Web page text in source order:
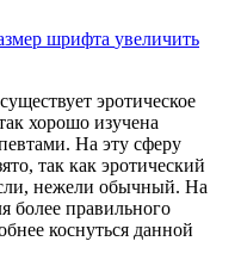
шрифта увеличить
эротическое
хорошо изучена
На эту сферу
так как эротический
нежели обычный. На
более правильного
коснуться данной